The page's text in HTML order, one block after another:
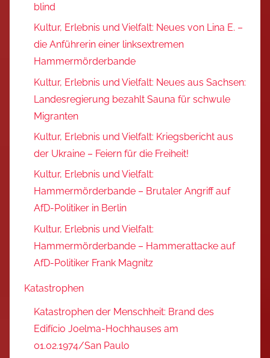
blind
Kultur, Erlebnis und Vielfalt: Neues von Lina E. –
die Anführerin einer linksextremen
Hammermörderbande
Kultur, Erlebnis und Vielfalt: Neues aus Sachsen:
Landesregierung bezahlt Sauna für schwule
Migranten
Kultur, Erlebnis und Vielfalt: Kriegsbericht aus
der Ukraine – Feiern für die Freiheit!
Kultur, Erlebnis und Vielfalt:
Hammermörderbande – Brutaler Angriff auf
AfD-Politiker in Berlin
Kultur, Erlebnis und Vielfalt:
Hammermörderbande – Hammerattacke auf
AfD-Politiker Frank Magnitz
Katastrophen
Katastrophen der Menschheit: Brand des
Edifício Joelma-Hochhauses am
01.02.1974/San Paulo